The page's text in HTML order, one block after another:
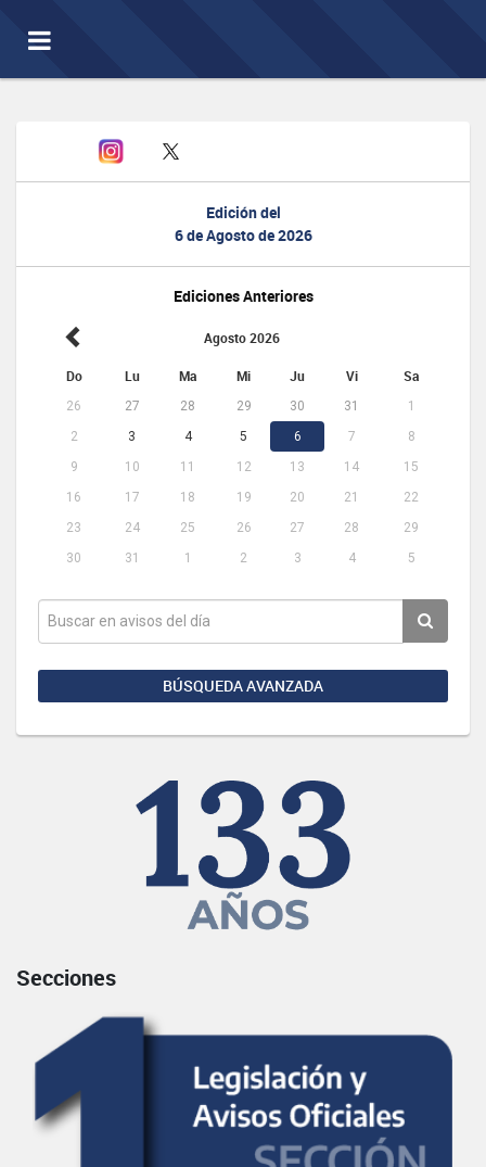
Toggle
navigation
Edición del
6 de Agosto de 2026
Ediciones Anteriores
Agosto 2026
Do Lu Ma Mi Ju Vi Sa
26 27 28 29 30 31
1
2
3 4 5 6 7
8
9
10 11 12 13 14
15
16
17 18 19 20 21
22
23
24 25 26 27 28
29
30
31 1 2 3 4 5
BÚSQUEDA AVANZADA
Secciones